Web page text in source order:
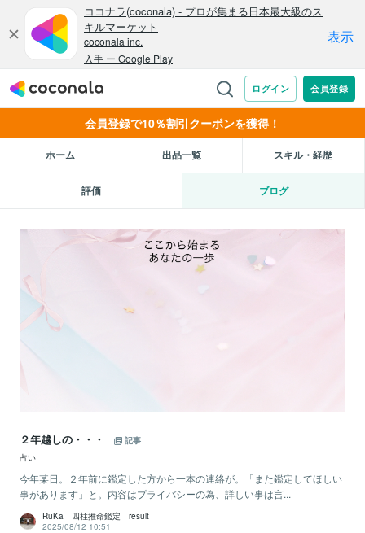
会員登録で10％割引クーポンを獲得！
ホーム 出品一覧 スキル・経歴
評価 ブログ
２年越しの・・・
記事
占い
今年某日。２年前に鑑定した方から一本の連絡が。「また鑑定してほしい
事があります」と。内容はプライバシーの為、詳しい事は言...
RuKa 四柱推命鑑定 result
2025/08/12 10:51